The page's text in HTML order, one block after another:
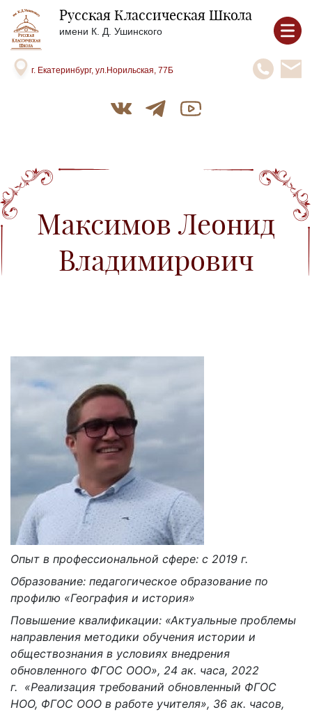
Русская Классическая Школа
имени К. Д. Ушинского
г. Екатеринбург, ул.Норильская, 77Б
Максимов Леонид
Владимирович
Опыт в профессиональной сфере: с 2019 г.
Образование: педагогическое образование по
профилю «География и история»
Повышение квалификации: «Актуальные проблемы
направления методики обучения истории и
обществознания в условиях внедрения
обновленного ФГОС ООО», 24 ак. часа, 2022
г. «Реализация требований обновленный ФГОС
НОО, ФГОС ООО в работе учителя», 36 ак. часов,